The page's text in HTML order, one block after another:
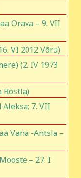
Orava – 9. VII
VI 2012 Võru)
(2. IV 1973
Rõstla)
7. VII
Vana -Antsla –
– 27. I